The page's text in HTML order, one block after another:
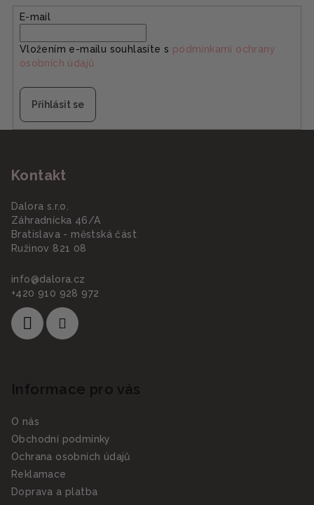
E-mail
Vložením e-mailu souhlasíte s podmínkami ochrany
osobních údajů
Přihlásit se
Kontakt
Dalora s.r.o.
Záhradnícka 46/A
Bratislava - městská část
Ružinov 821 08
info@dalora.cz
+420 910 928 972
Informace pro vás
O nás
Obchodní podmínky
Ochrana osobních údajů
Reklamace
Doprava a platba